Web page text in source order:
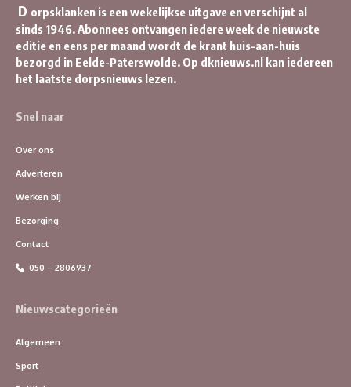
D orpsklanken is een wekelijkse uitgave en verschijnt al
sinds 1946. Abonnees ontvangen iedere week de nieuwste
editie en eens per maand wordt de krant huis-aan-huis
bezorgd in Eelde-Paterswolde. Op dknieuws.nl kan iedereen
het laatste dorpsnieuws lezen.
Snel naar
Over ons
Adverteren
Werken bij
Bezorging
Contact
050 – 2806937
Nieuwscategorieën
Algemeen
Sport